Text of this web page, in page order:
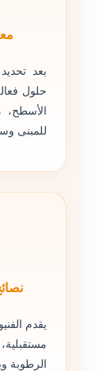
بعد
حلول
الأسطح،
للمبنى
يقدم
الرطوبة